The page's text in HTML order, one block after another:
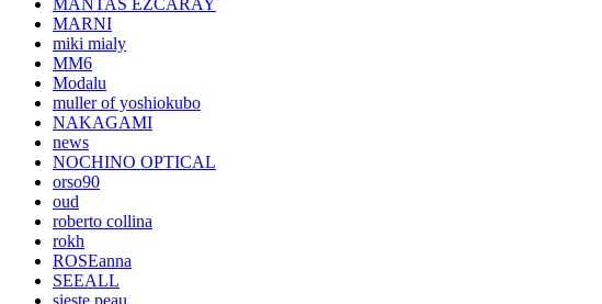
MARNI
miki mialy
MM6
Modalu
muller of yoshiokubo
NAKAGAMI
news
NOCHINO OPTICAL
orso90
oud
roberto collina
rokh
ROSEanna
SEEALL
sieste peau